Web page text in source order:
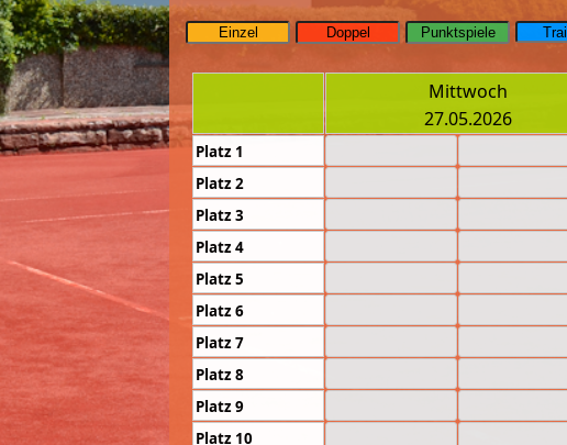
Mittwoch
27.05.2026
Platz 1
Platz 2
Platz 3
Platz 4
Platz 5
Platz 6
Platz 7
Platz 8
Platz 9
Platz 10